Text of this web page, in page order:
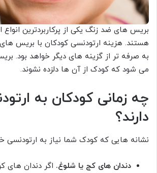
بریس های ضد زنگ یکی از پرکاربردترین انواع
هستند. هزینه ارتودنسی کودکان با بریس
به صرفه تر از گزینه های دیگر خواهد بود.
می شود که کودک از آن ها دلزده نشوند.
چه زمانی کودکان به
دارند؟
نشانه هایی که کودک شما نیاز به ارتودنسی
دندان های کج یا شلوغ. اگر دندان های